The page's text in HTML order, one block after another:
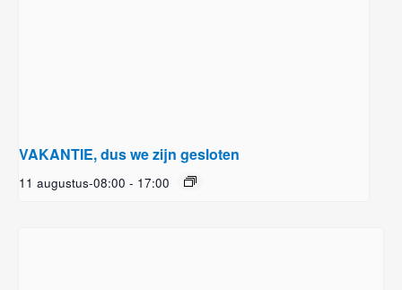
VAKANTIE, dus we zijn gesloten
11 augustus-08:00 - 17:00